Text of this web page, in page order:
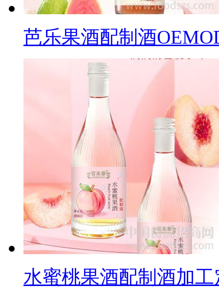
芭乐果酒配制酒
水蜜桃果酒配制酒加